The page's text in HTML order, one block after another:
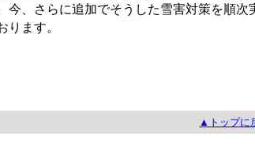
今、さらに追加でそうした雪害対策を順次
ます。
▲トップに